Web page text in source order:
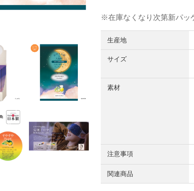
※在庫なくなり次第新パッ
生産地
サイズ
素材
注意事項
関連商品